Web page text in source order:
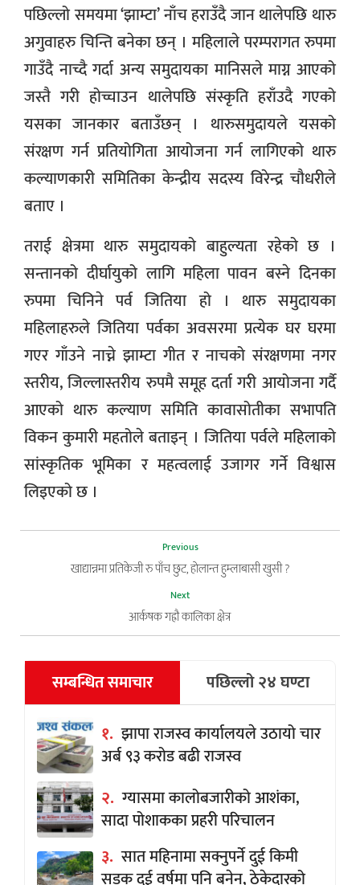
पछिल्लो समयमा ‘झाम्टा’ नाँच हराउँदै जान थालेपछि थारु
अगुवाहरु चिन्ति बनेका छन् । महिलाले परम्परागत रुपमा
गाउँदै नाच्दै गर्दा अन्य समुदायका मानिसले माग्न आएको
जस्तै गरी होच्चाउन थालेपछि संस्कृति हराँउदै गएको
यसका जानकार बताउँछन् । थारुसमुदायले यसको
संरक्षण गर्न प्रतियोगिता आयोजना गर्न लागिएको थारु
कल्याणकारी समितिका केन्द्रीय सदस्य विरेन्द्र चौधरीले
बताए ।
तराई क्षेत्रमा थारु समुदायको बाहुल्यता रहेको छ ।
सन्तानको दीर्घायुको लागि महिला पावन बस्ने दिनका
रुपमा चिनिने पर्व जितिया हो । थारु समुदायका
महिलाहरुले जितिया पर्वका अवसरमा प्रत्येक घर घरमा
गएर गाँउने नाच्ने झाम्टा गीत र नाचको संरक्षणमा नगर
स्तरीय, जिल्लास्तरीय रुपमै समूह दर्ता गरी आयोजना गर्दै
आएको थारु कल्याण समिति कावासोतीका सभापति
विकन कुमारी महतोले बताइन् । जितिया पर्वले महिलाको
सांस्कृतिक भूमिका र महत्वलाई उजागर गर्ने विश्वास
लिइएको छ ।
Previous
खाद्यान्नमा प्रतिकेजी रु पाँच छुट, हाेलान्त हुम्लाबासी खुसी ?
Next
आर्कषक गह्रौ कालिका क्षेत्र
सम्बन्धित समाचार
पछिल्लो २४ घण्टा
१. झापा राजस्व कार्यालयले उठायो चार
अर्ब ९३ करोड बढी राजस्व
२. ग्यासमा कालोबजारीको आशंका,
सादा पोशाकका प्रहरी परिचालन
३. सात महिनामा सक्नुपर्ने दुई किमी
सडक दुई वर्षमा पनि बनेन, ठेकेदारको